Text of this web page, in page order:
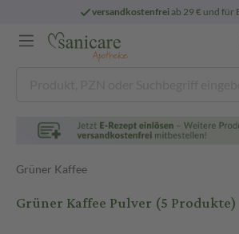
versandkostenfreiab 29 € und für
Grüner Kaffee
Grüner Kaffee Pulver (5 Produkte)